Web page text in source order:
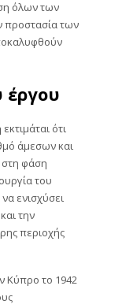
όλων των
προστασία των
έργου
ότι
άμεσων και
φάση
του
ενισχύσει
την
περιοχής
Κύπρο το 1942